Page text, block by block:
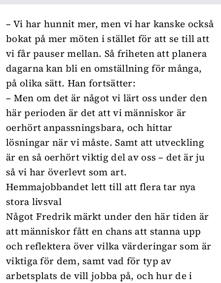
– Vi har hunnit mer, men vi har kanske också
bokat på mer möten i stället för att se till att
vi får pauser mellan. Så friheten att planera
dagarna kan bli en omställning för många,
på olika sätt. Han fortsätter:
– Men om det är något vi lärt oss under den
här perioden är det att vi människor är
oerhört anpassningsbara, och hittar
lösningar när vi måste. Samt att utveckling
är en så oerhört viktig del av oss – det är ju
så vi har överlevt som art.
Hemmajobbandet lett till att flera tar nya
stora livsval
Något Fredrik märkt under den här tiden är
att människor fått en chans att stanna upp
och reflektera över vilka värderingar som är
viktiga för dem, samt vad för typ av
arbetsplats de vill jobba på, och hur de i